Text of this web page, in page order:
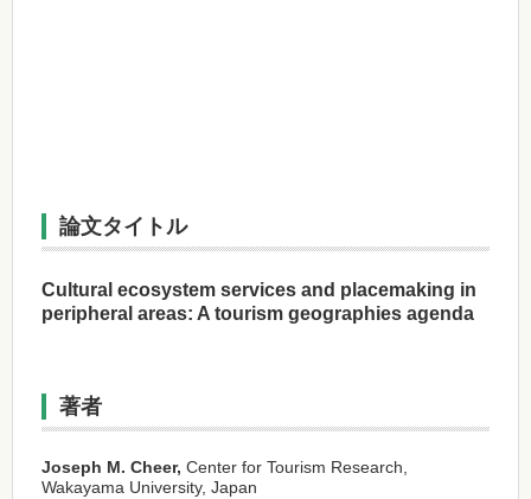
論文タイトル
Cultural ecosystem services and placemaking in
peripheral areas: A tourism geographies agenda
著者
Joseph M. Cheer, Center for Tourism Research,
Wakayama University, Japan